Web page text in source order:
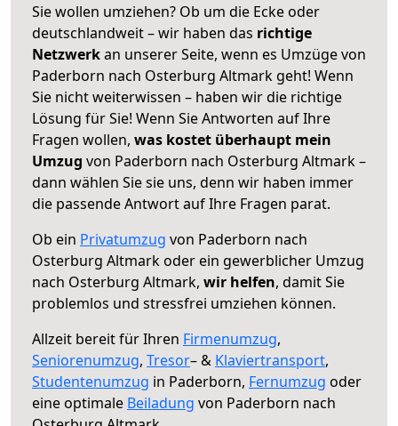
Sie wollen umziehen? Ob um die Ecke oder
deutschlandweit – wir haben das richtige
Netzwerkan unserer Seite, wenn es Umzüge von
Paderborn nach Osterburg Altmark geht! Wenn
Sie nicht weiterwissen – haben wir die richtige
Lösung für Sie! Wenn Sie Antworten auf Ihre
Fragen wollen, was kostet überhaupt mein
Umzug von Paderborn nach Osterburg Altmark –
dann wählen Sie sie uns, denn wir haben immer
die passende Antwort auf Ihre Fragen parat.
Ob ein Privatumzug von Paderborn nach
Osterburg Altmark oder ein gewerblicher Umzug
nach Osterburg Altmark, wir helfen, damit Sie
problemlos und stressfrei umziehen können.
Allzeit bereit für Ihren Firmenumzug,
Seniorenumzug, Tresor– & Klaviertransport,
Studentenumzug in Paderborn, Fernumzug oder
eine optimale Beiladung von Paderborn nach